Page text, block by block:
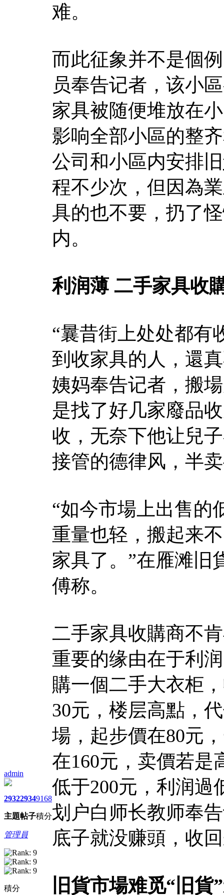
admin
2932
主題
2934
帖子
9168
積分
管理員
積分
难。
而此征象并不是個
员奉告记者，该小
家具被随便堆放在
影响全部小區的整
公司和小區内安排旧
程不少次，但因為
具的也不要，扔了
内。
利润薄 二手家具收
“曩昔街上处处都有
到收家具的人，還
姨妈奉告记者，搬
是找了好几家廢品
收，无奈下他让兒
接管的德律风，半
“如今市場上出售的
重量也轻，搬起来
家具了。”在雁滩旧
傅称。
二手家具收購商不
重要的缘由在于利
購一個二手大衣柜
30元，楼层高點，
場，起步價在80元
在160元，卖價若是
低于200元，利润過
划户白师长教师奉
底子就没赚頭，收
旧貨市場难觅“旧貨